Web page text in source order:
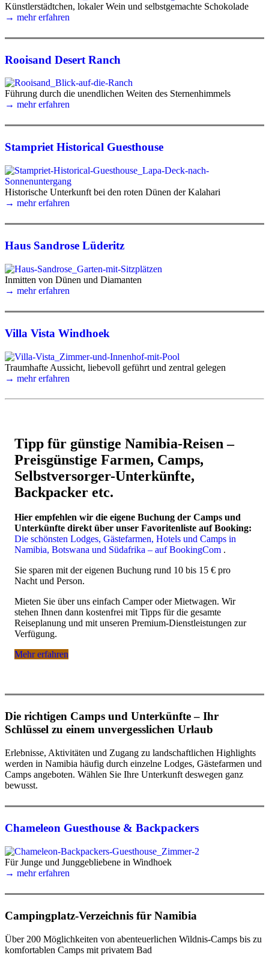
Künstlerstädtchen, lokaler Wein und selbstgemachte Schokolade
→ mehr erfahren
Rooisand Desert Ranch
Führung durch die unendlichen Weiten des Sternenhimmels
→ mehr erfahren
Stampriet Historical Guesthouse
Historische Unterkunft bei den roten Dünen der Kalahari
→ mehr erfahren
Haus Sandrose Lüderitz
Inmitten von Dünen und Diamanten
→ mehr erfahren
Villa Vista Windhoek
Traumhafte Aussicht, liebevoll geführt und zentral gelegen
→ mehr erfahren
Tipp für günstige Namibia-Reisen –
Preisgünstige Farmen, Camps,
Selbstversorger-Unterkünfte,
Backpacker etc.
Hier empfehlen wir die eigene Buchung der Camps und
Unterkünfte direkt über unser Favoritenliste auf Booking:
Die schönsten Lodges, Gästefarmen, Hotels und Camps in
Namibia, Botswana und Südafrika – auf BookingCom .
Sie sparen mit der eigenen Buchung rund 10 bis 15 € pro
Nacht und Person.
Mieten Sie über uns einfach Camper oder Mietwagen. Wir
stehen Ihnen dann kostenfrei mit Tipps für die gesamte
Reiseplanung und mit unseren Premium-Dienstleistungen zur
Verfügung.
Mehr erfahren
Die richtigen Camps und Unterkünfte – Ihr
Schlüssel zu einem unvergesslichen Urlaub
Erlebnisse, Aktivitäten und Zugang zu landschaftlichen Highlights
werden in Namibia häufig durch einzelne Lodges, Gästefarmen und
Camps angeboten. Wählen Sie Ihre Unterkunft deswegen ganz
bewusst.
Chameleon Guesthouse & Backpackers
Für Junge und Junggebliebene in Windhoek
→ mehr erfahren
Campingplatz-Verzeichnis für Namibia
Über 200 Möglichkeiten von abenteuerlichen Wildnis-Camps bis zu
komfortablen Camps mit privatem Bad